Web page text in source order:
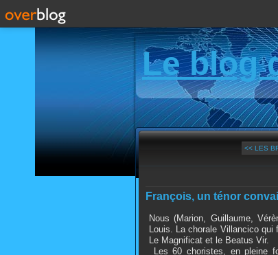
Le blog
<< LES
François, un ténor
Nous (Marion, Guillaume,
Louis. La chorale Villancico
Le Magnificat et le Beatus Vir.
Les 60 choristes, en pleine